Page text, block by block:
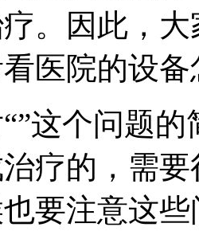
。因此，
医院的设
这个问题
疗的，需
要注意这